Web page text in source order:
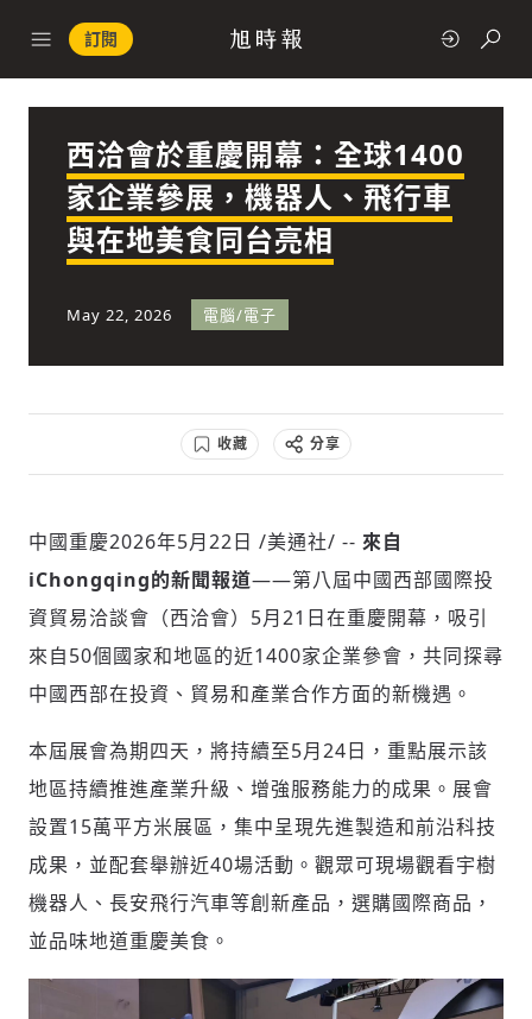
訂閱
快速連結
政治
經濟
科技
社會
人文
西洽會於重慶開幕：全球1400
家企業參展，機器人、飛行車
與在地美食同台亮相
May 22, 2026 電腦/電子
收藏 分享
中國重慶2026年5月22日 /美通社/ -- 來自
iChongqing的新聞報道——第八屆中國西部國際投
資貿易洽談會（西洽會）5月21日在重慶開幕，吸引
來自50個國家和地區的近1400家企業參會，共同探尋
中國西部在投資、貿易和產業合作方面的新機遇。
本屆展會為期四天，將持續至5月24日，重點展示該
地區持續推進產業升級、增強服務能力的成果。展會
設置15萬平方米展區，集中呈現先進製造和前沿科技
成果，並配套舉辦近40場活動。觀眾可現場觀看宇樹
機器人、長安飛行汽車等創新產品，選購國際商品，
並品味地道重慶美食。